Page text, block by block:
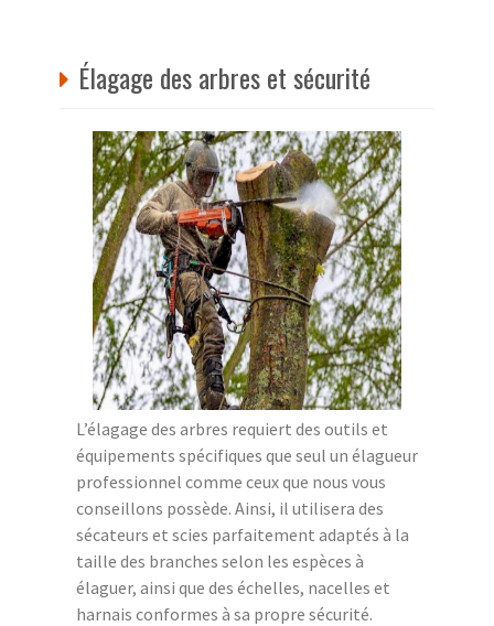
Élagage des arbres et sécurité
L’élagage des arbres requiert des outils et
équipements spécifiques que seul un élagueur
professionnel comme ceux que nous vous
conseillons possède. Ainsi, il utilisera des
sécateurs et scies parfaitement adaptés à la
taille des branches selon les espèces à
élaguer, ainsi que des échelles, nacelles et
harnais conformes à sa propre sécurité.